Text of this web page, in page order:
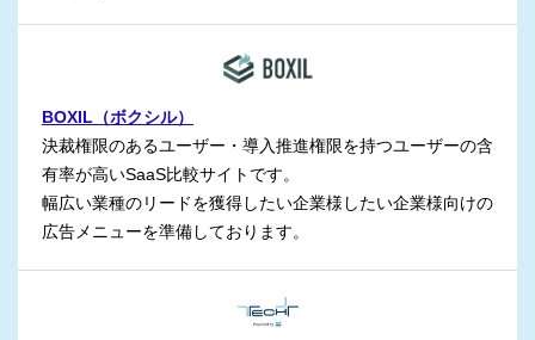
BOXIL（ボクシル）
決裁権限のあるユーザー・導入推進権限を持つユーザーの含
有率が高いSaaS比較サイトです。
幅広い業種のリードを獲得したい企業様したい企業様向けの
広告メニューを準備しております。